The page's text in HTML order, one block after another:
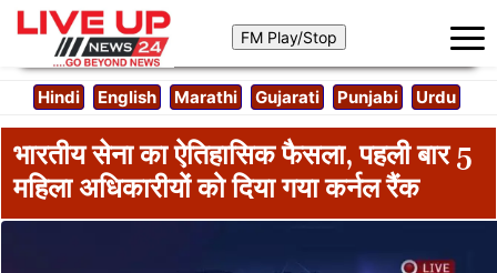
Hindi English Marathi Gujarati Punjabi Urdu
भारतीय सेना का ऐतिहासिक फैसला, पहली बार 5
महिला अधिकारीयों को दिया गया कर्नल रैंक